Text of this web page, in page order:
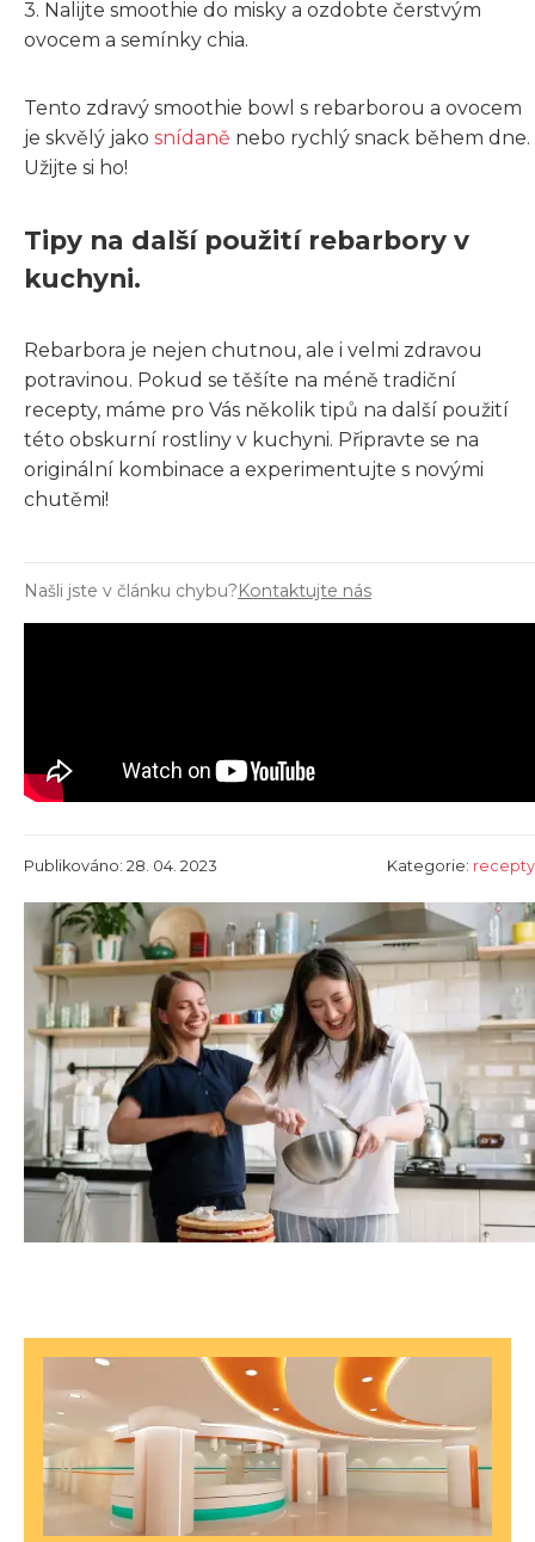
3. Nalijte smoothie do misky a ozdobte čerstvým
ovocem a semínky chia.
Tento zdravý smoothie bowl s rebarborou a ovocem
je skvělý jako snídaně nebo rychlý snack během dne.
Užijte si ho!
Tipy na další použití rebarbory v
kuchyni.
Rebarbora je nejen chutnou, ale i velmi zdravou
potravinou. Pokud se těšíte na méně tradiční
recepty, máme pro Vás několik tipů na další použití
této obskurní rostliny v kuchyni. Připravte se na
originální kombinace a experimentujte s novými
chutěmi!
Našli jste v článku chybu?Kontaktujte nás
Publikováno: 28. 04. 2023 Kategorie: recepty